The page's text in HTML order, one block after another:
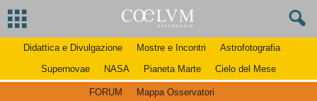
Didattica e Divulgazione Mostre e Incontri
Astrofotografia
Supernovae
NASA Pianeta Marte Cielo del Mese
FORUM
Mappa Osservatori